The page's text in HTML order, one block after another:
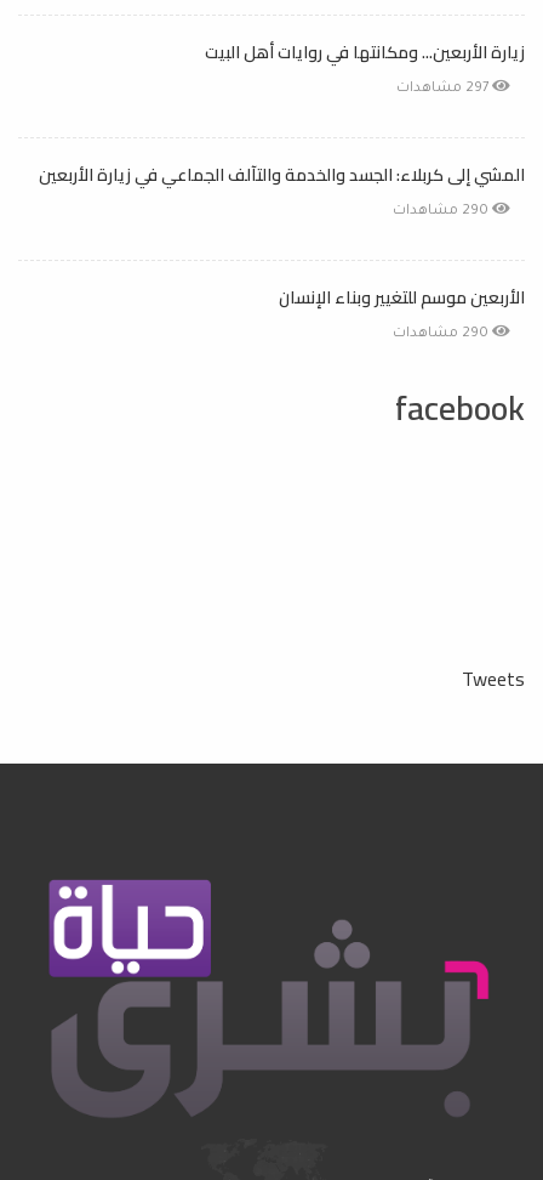
زيارة الأربعين... ومكانتها في روايات أهل البيت
المشي إلى كربلاء: الجسد والخدمة والتآلف الجماعي في زيارة الأربعين
الأربعين موسم للتغيير وبناء الإنسان
facebook
Tweets